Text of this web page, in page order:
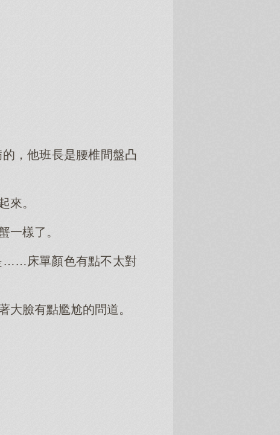
，他班長是腰椎間盤凸
來。
一樣了。
……床單顏色有點不太對
大臉有點尷尬的問道。